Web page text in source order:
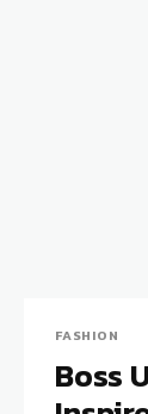
FASHION
Boss